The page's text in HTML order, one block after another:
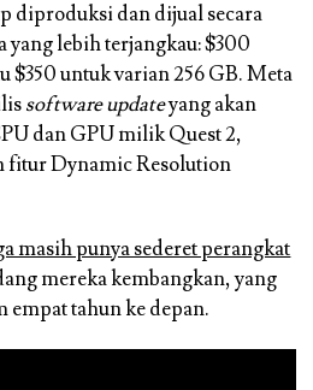
diproduksi dan dijual secara
yang lebih terjangkau: $300
$350 untuk varian 256 GB. Meta
software updateyang akan
dan GPU milik Quest 2,
fitur Dynamic Resolution
masih punya sederet perangkat
mereka kembangkan, yang
tahun ke depan.